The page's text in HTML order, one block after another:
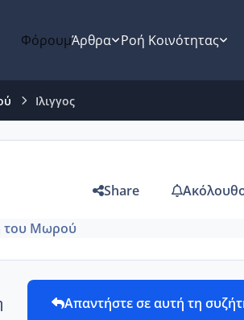
ΦόρουμΆρθρα Ροή Κοινότητας
Ιλιγγος
Share
του Μωρού
Απαντήστε σε αυτή τη